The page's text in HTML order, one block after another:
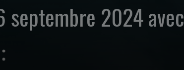
septembre 2024 avec